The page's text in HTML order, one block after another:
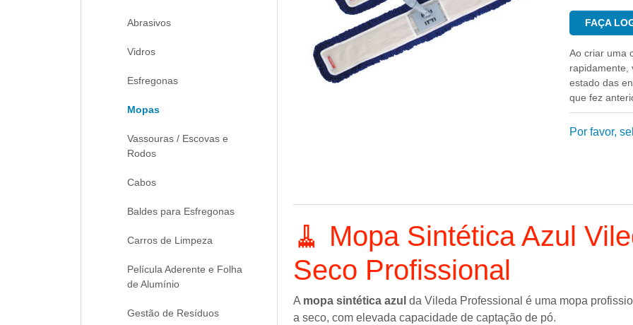
Abrasivos
Vidros
Esfregonas
Mopas
Vassouras / Escovas e
Rodos
Cabos
Baldes para Esfregonas
Carros de Limpeza
Película Aderente e Folha
de Alumínio
Gestão de Resíduos
FAÇA
Ao criar uma
rapidamente,
estado das
que fez
Por favor,
🧹 Mopa Sintética Azul
Seco Profissional
A mopa sintética azul daVileda Professional é uma mopa
a seco, com elevada capacidade de captação de pó.